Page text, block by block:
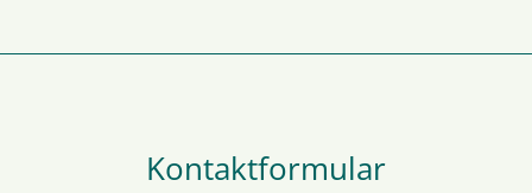
Kontaktformular